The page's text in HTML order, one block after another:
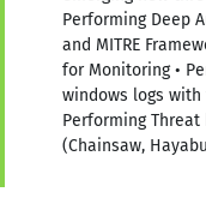
Performing Deep
and MITRE
for Monitoring •
windows logs with
Performing
(Chainsaw,